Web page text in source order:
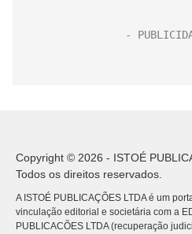
Copyright © 2026 - ISTOÉ
Todos os direitos reservados.
A ISTOÉ PUBLICAÇÕES LTDA é um
vinculação editorial e societária com a
PUBLICACÕES LTDA (recuperação